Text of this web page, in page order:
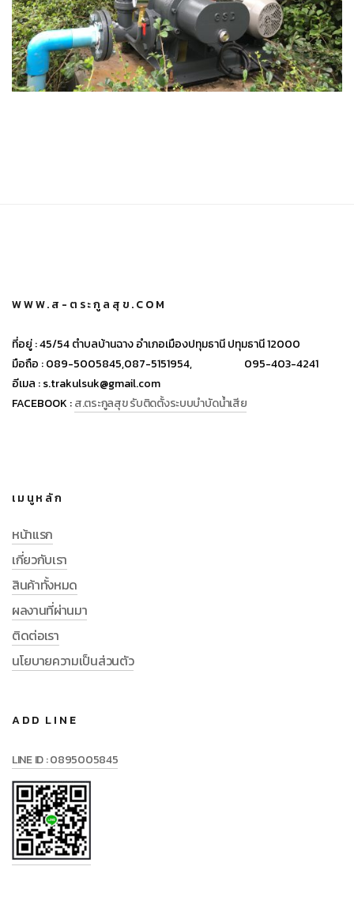
WWW.ส-ตระกูลสุข.COM
ที่อยู่ :45/54 ตำบลบ้านฉาง อำเภอเมืองปทุมธานี ปทุมธานี 12000
มือถือ :089-5005845,087-5151954, 095-403-4241
อีเมล :s.trakulsuk@gmail.com
FACEBOOK :ส.ตระกูลสุข รับติดตั้งระบบบำบัดน้ำเสีย
เมนูหลัก
หน้าแรก
เกี่ยวกับเรา
สินค้าทั้งหมด
ผลงานที่ผ่านมา
ติดต่อเรา
นโยบายความเป็นส่วนตัว
ADD LINE
LINE ID : 0895005845